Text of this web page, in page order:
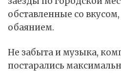
обставленные со
обаянием.
Не забыта и музыка,
постарались